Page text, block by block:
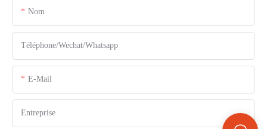
Nom
Téléphone/Wechat/Whatsapp
E-Mail
Entreprise